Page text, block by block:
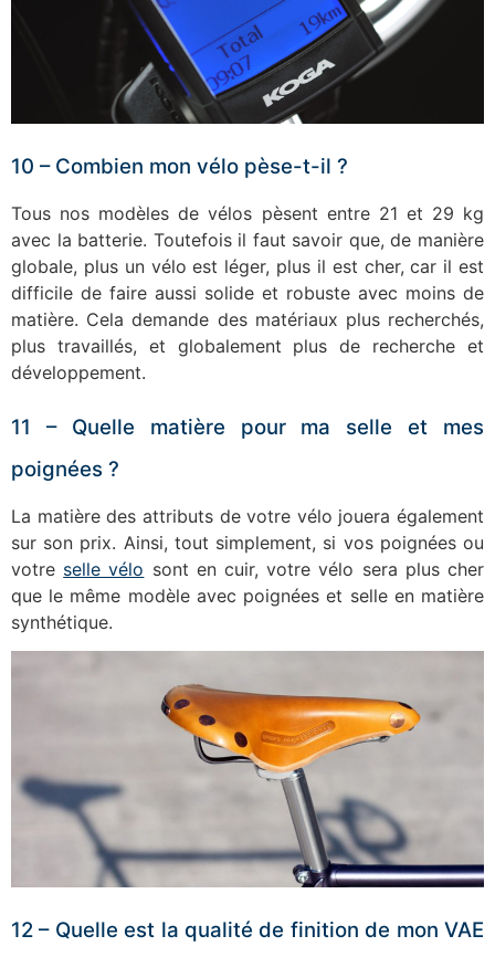
10 – Combien mon vélo pèse-t-il ?
Tous nos modèles de vélos pèsent entre 21 et 29 kg
avec la batterie. Toutefois il faut savoir que, de manière
globale, plus un vélo est léger, plus il est cher, car il est
difficile de faire aussi solide et robuste avec moins de
matière. Cela demande des matériaux plus recherchés,
plus travaillés, et globalement plus de recherche et
développement.
11 – Quelle matière pour ma selle et mes
poignées ?
La matière des attributs de votre vélo jouera également
sur son prix. Ainsi, tout simplement, si vos poignées ou
votre selle vélo sont en cuir, votre vélo sera plus cher
que le même modèle avec poignées et selle en matière
synthétique.
12 – Quelle est la qualité de finition de mon VAE